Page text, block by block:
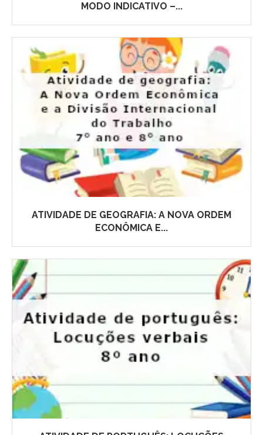
MODO INDICATIVO –...
ATIVIDADE DE GEOGRAFIA: A NOVA ORDEM
ECONÔMICA E...